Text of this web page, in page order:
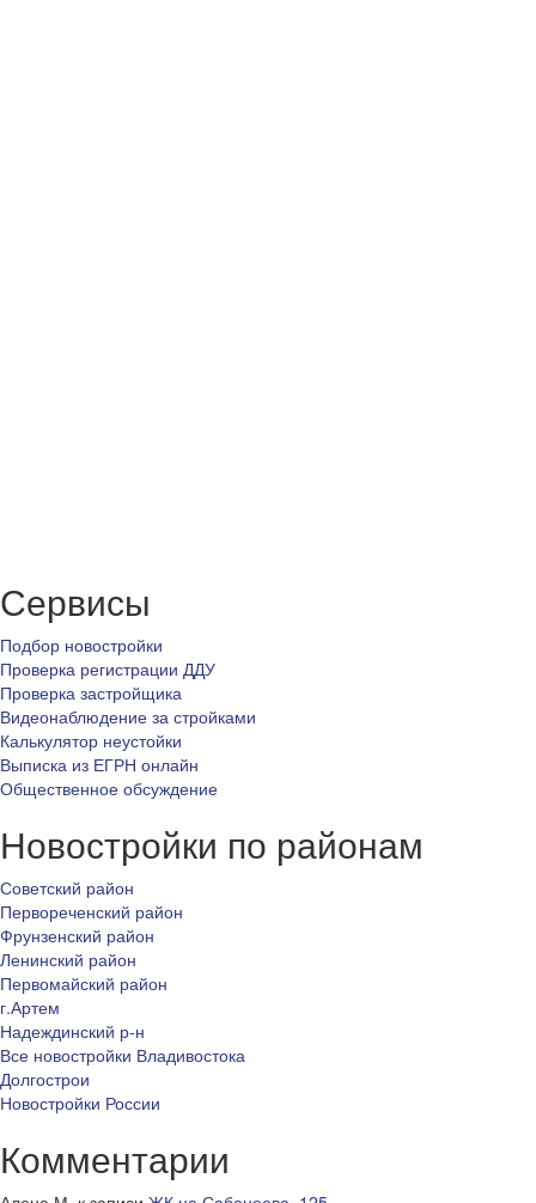
Сервисы
Подбор новостройки
Проверка регистрации ДДУ
Проверка застройщика
Видеонаблюдение за стройками
Калькулятор неустойки
Выписка из ЕГРН онлайн
Общественное обсуждение
Новостройки по районам
Советский район
Первореченский район
Фрунзенский район
Ленинский район
Первомайский район
г.Артем
Надеждинский р-н
Все новостройки Владивостока
Долгострои
Новостройки России
Комментарии